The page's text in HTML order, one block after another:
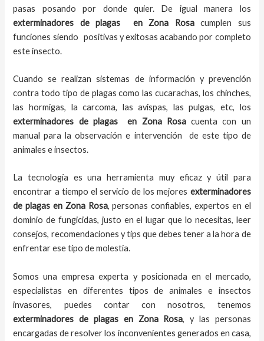
pasas posando por donde quier. De igual manera los
exterminadores de plagas en Zona Rosacumplen sus
funciones siendo positivas y exitosas acabando por completo
este insecto.
Cuando se realizan sistemas de información y prevención
contra todo tipo de plagas como las cucarachas, los chinches,
las hormigas, la carcoma, las avispas, las pulgas, etc, los
exterminadores de plagasen Zona Rosacuenta con un
manual para la observación e intervención de este tipo de
animales e insectos.
La tecnología es una herramienta muy eficaz y útil para
encontrar a tiempo el servicio de los mejores exterminadores
de plagas en Zona Rosa, personas confiables, expertos en el
dominio de fungicidas, justo en el lugar que lo necesitas, leer
consejos, recomendaciones y tips que debes tener a la hora de
enfrentar ese tipo de molestia.
Somos una empresa experta y posicionada en el mercado,
especialistas en diferentes tipos de animales e insectos
invasores, puedes contar con nosotros, tenemos
exterminadores de plagasen Zona Rosa, y las personas
encargadas de resolver los inconvenientes generados en casa,